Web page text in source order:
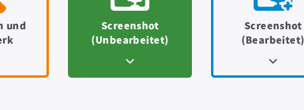
und
Screenshot
(Unbearbeitet)
Screenshot
(Bearbeitet)